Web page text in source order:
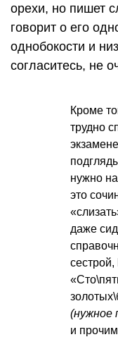
орехи, но пишет
говорит о его
однобокости и
согласитесь, не
Кроме
трудно
нужно
это
даже
сестрой,
(нужное
и